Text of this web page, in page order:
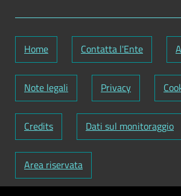
Home Contatta l'Ente
Note legali Privacy
Credits Dati sul monitoraggio
Area riservata